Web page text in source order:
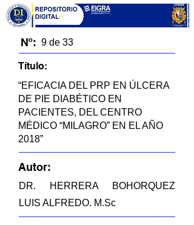
Nº: 9 de 33
Título:
“EFICACIA DEL PRP EN ÚLCERA
DE PIE DIABÉTICO EN
PACIENTES, DEL CENTRO
MÉDICO “MILAGRO” EN EL AÑO
2018”
Autor:
DR. HERRERA BOHORQUEZ
LUIS ALFREDO. M.Sc